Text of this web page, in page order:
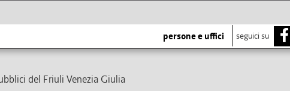
persone e uffici seguici su
del Friuli Venezia Giulia